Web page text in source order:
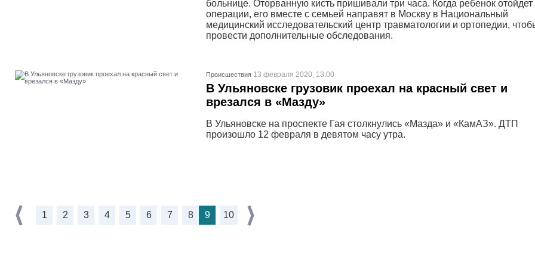
больнице. Оторванную кисть пришивали три часа. Когда ребенок отойдет
операции, его вместе с семьей направят в Москву в Национальный
медицинский исследовательский центр травматологии и ортопедии,
провести дополнительные обследования.
Проиcшествия 13 февраля 2020, 13:00
В Ульяновске грузовик проехал на красный свет и
врезался в «Мазду»
В Ульяновске на проспекте Гая столкнулись «Мазда» и «КамАЗ». ДТП
произошло 12 февраля в девятом часу утра.
1 2 3 4 5 6 7 8 9 10